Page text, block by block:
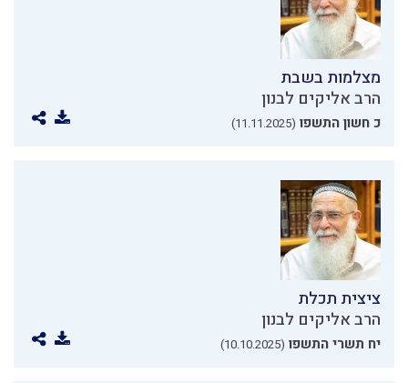
מצלמות בשבת
הרב אליקים לבנון
כ חשון התשפו (11.11.2025)
ציצית תכלת
הרב אליקים לבנון
יח תשרי התשפו (10.10.2025)